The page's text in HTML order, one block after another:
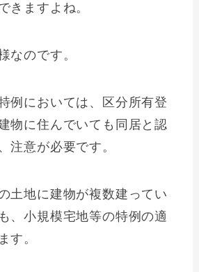
きますよね。
なのです。
例においては、区分所有登
物に住んでいても同居と認
注意が必要です。
土地に建物が複数建ってい
、小規模宅地等の特例の適
す。